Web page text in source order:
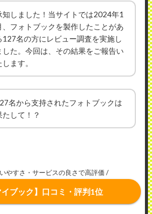
知しました！当サイトでは2024年1
、フォトブックを製作したことがあ
127名の方にレビュー調査を実施し
した。今回は、その結果をご報告い
します。
名から支持されたフォトブックは
たして！？
やすさ・サービスの良さで高評価 /
イブック】口コミ・評判1位